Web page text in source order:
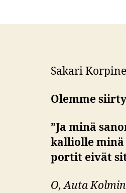
Sakari
Olemme
”Ja minä
kalliolle minä
portit eivät
O, Auta